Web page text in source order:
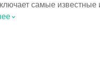
самые известные
⌃